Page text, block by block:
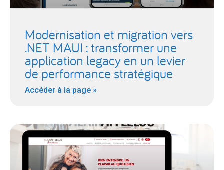
Modernisation et migration vers
.NET MAUI : transformer une
application legacy en un levier
de performance stratégique
Accéder à la page »